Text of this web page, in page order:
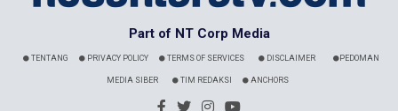
Part of NT Corp Media
TENTANG PRIVACY POLICY TERMS OF SERVICES DISCLAIMER PEDOMAN
MEDIA SIBER TIM REDAKSI ANCHORS